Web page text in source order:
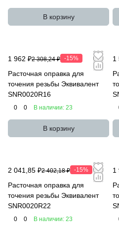
В корзину
1 962 ₽2 308,24 ₽ -15%
Расточная оправка для
точения резьбы Эквивалент
SNR0020R16
0 0 В наличии: 23
В корзину
1
2 041,85 ₽2 402,18 ₽ -15%
Расточная оправка для
точения резьбы Эквивалент
SNR0020R22
0 0 В наличии: 23
1